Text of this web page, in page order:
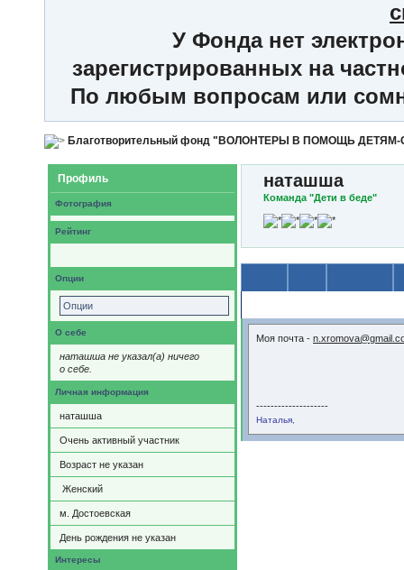
У Фонда нет
зарегистрированных на
По любым вопросам или
Благотворительный фонд "ВОЛОНТЕРЫ В ПОМОЩЬ
Профиль
Фотография
Рейтинг
Опции
Опции
О себе
наташша не указал(а) ничего
о себе.
Личная информация
наташша
Очень активный участник
Возраст не указан
Женский
м. Достоевская
День рождения не указан
Интересы
наташша
Команда "Дети в беде"
Моя почта -
--------------------
Наталья,